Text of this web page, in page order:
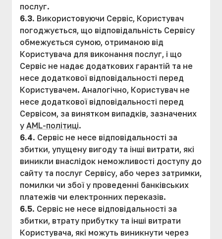
послуг.
6.3. Використовуючи Сервіс, Користувач
погоджується, що відповідальність Сервісу
обмежується сумою, отриманою від
Користувача для виконання послуг, і що
Сервіс не надає додаткових гарантій та не
несе додаткової відповідальності перед
Користувачем. Аналогічно, Користувач не
несе додаткової відповідальності перед
Сервісом, за винятком випадків, зазначених
у AML-політиці.
6.4. Сервіс не несе відповідальності за
збитки, упущену вигоду та інші витрати, які
виникли внаслідок неможливості доступу до
сайту та послуг Сервісу, або через затримки,
помилки чи збої у проведенні банківських
платежів чи електронних переказів.
6.5. Сервіс не несе відповідальності за
збитки, втрату прибутку та інші витрати
Користувача, які можуть виникнути через